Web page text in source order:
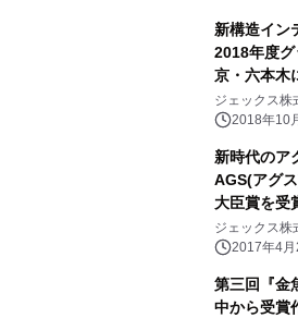
新構造イン
2018年度
京・六本木
る受賞展に
ジェックス株
2018年10
新時代のア
AGS(アグ
大臣賞を受
ジェックス株
2017年4
第三回『金
中から受賞